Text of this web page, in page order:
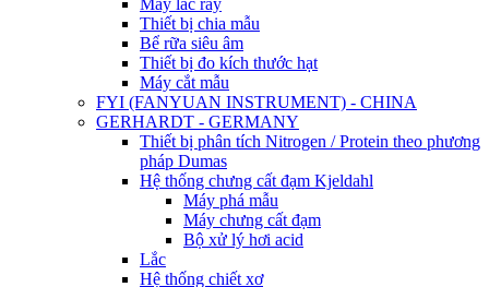
Thiết bị chia mẫu
Bể rữa siêu âm
Thiết bị đo kích thước hạt
Máy cắt mẫu
FYI (FANYUAN INSTRUMENT) - CHINA
GERHARDT - GERMANY
Thiết bị phân tích Nitrogen / Protein theo phương
pháp Dumas
Hệ thống chưng cất đạm Kjeldahl
Máy phá mẫu
Máy chưng cất đạm
Bộ xử lý hơi acid
Lắc
Hệ thống chiết xơ